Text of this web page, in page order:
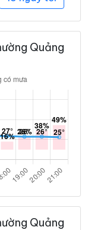
Quảng
Quảng